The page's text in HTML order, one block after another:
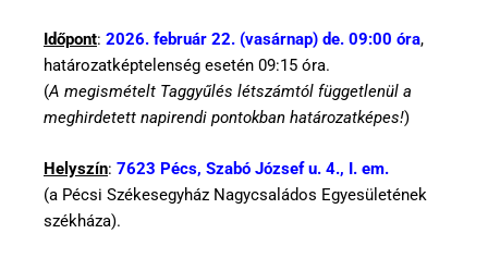
Időpont: 2026. február 22. (vasárnap) de. 09:00 óra,
határozatképtelenség esetén 09:15 óra.
(A megismételt Taggyűlés létszámtól függetlenül a
meghirdetett napirendi pontokban határozatképes!)
Helyszín: 7623 Pécs, Szabó József u. 4., I. em.
(a Pécsi Székesegyház Nagycsaládos Egyesületének
székháza).